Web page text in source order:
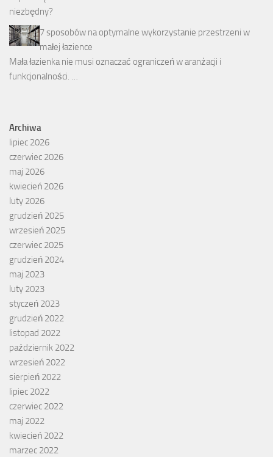
7 sposobów na optymalne wykorzystanie przestrzeni w
małej łazience
Mała łazienka nie musi oznaczać ograniczeń w aranżacji i
funkcjonalności. …
Archiwa
lipiec 2026
czerwiec 2026
maj 2026
kwiecień 2026
luty 2026
grudzień 2025
wrzesień 2025
czerwiec 2025
grudzień 2024
maj 2023
luty 2023
styczeń 2023
grudzień 2022
listopad 2022
październik 2022
wrzesień 2022
sierpień 2022
lipiec 2022
czerwiec 2022
maj 2022
kwiecień 2022
marzec 2022